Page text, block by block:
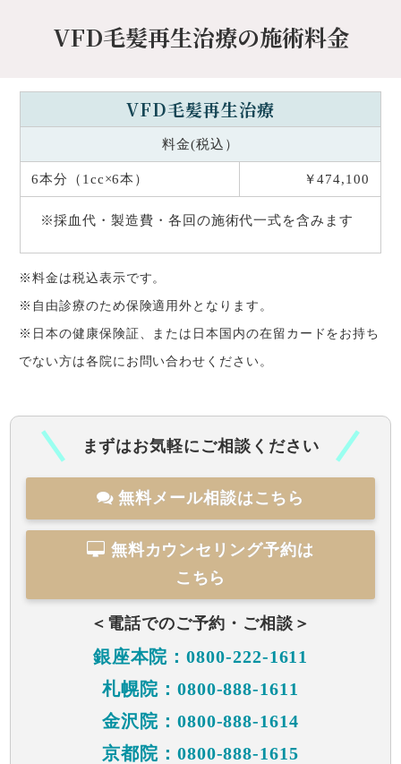
VFD毛髪再生治療の施術料金
VFD毛髪再生治療
料金(税込）
6本分（1cc×6本） ￥474,100
※採血代・製造費・各回の施術代一式を含みます
※料金は税込表示です。
※自由診療のため保険適用外となります。
※日本の健康保険証、または日本国内の在留カードをお持ち
でない方は各院にお問い合わせください。
まずはお気軽にご相談ください
無料メール相談はこちら
無料カウンセリング予約は
こちら
＜電話でのご予約・ご相談＞
銀座本院：0800-222-1611
札幌院：0800-888-1611
金沢院：0800-888-1614
京都院：0800-888-1615